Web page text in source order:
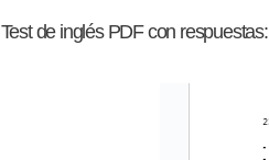
Test de inglés PDF con respuestas: